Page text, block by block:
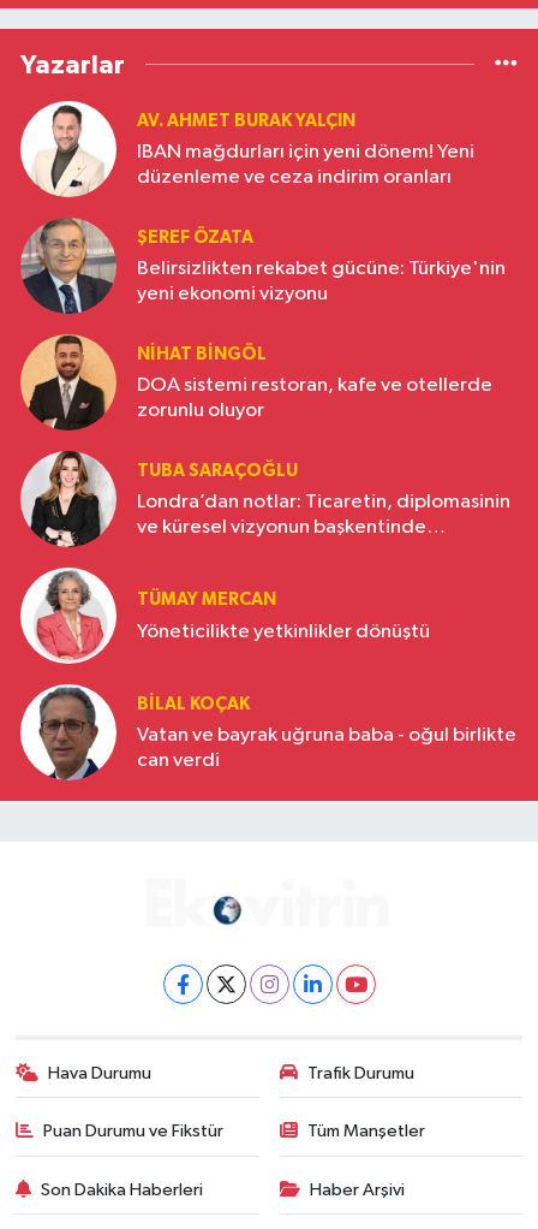
Yazarlar
AV. AHMET BURAK YALÇIN
IBAN mağdurları için yeni dönem! Yeni
düzenleme ve ceza indirim oranları
ŞEREF ÖZATA
Belirsizlikten rekabet gücüne: Türkiye'nin
yeni ekonomi vizyonu
NIHAT BINGÖL
DOA sistemi restoran, kafe ve otellerde
zorunlu oluyor
TUBA SARAÇOĞLU
Londra’dan notlar: Ticaretin, diplomasinin
ve küresel vizyonun başkentinde
TÜMAY MERCAN
Yöneticilikte yetkinlikler dönüştü
BILAL KOÇAK
Vatan ve bayrak uğruna baba - oğul birlikte
can verdi
Hava Durumu Trafik Durumu
Puan Durumu ve Fikstür Tüm Manşetler
Son Dakika Haberleri Haber Arşivi